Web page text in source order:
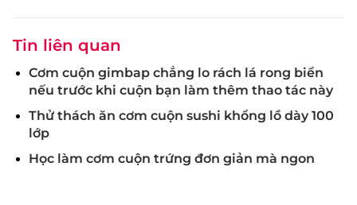
Tin liên quan
Cơm cuộn gimbap chẳng lo rách lá rong biển
nếu trước khi cuộn bạn làm thêm thao tác này
Thử thách ăn cơm cuộn sushi khổng lồ dày 100
lớp
Học làm cơm cuộn trứng đơn giản mà ngon